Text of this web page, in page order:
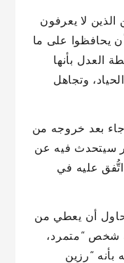
لا يعرفون
يحافظوا على ما
العدل بأنها
وتجاهل
جاء بعد خروجه من
سيتحدث فيه عن
عليه في
حاول أن يعطي من
شخص “متمرد،
“رزين